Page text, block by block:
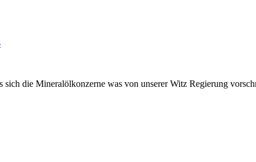
sich die Mineralölkonzerne was von unserer Witz Regierung